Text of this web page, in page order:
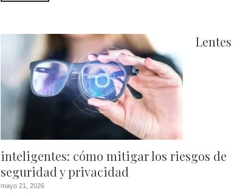
Lentes
inteligentes: cómo mitigar los riesgos de
seguridad y privacidad
mayo 21, 2026